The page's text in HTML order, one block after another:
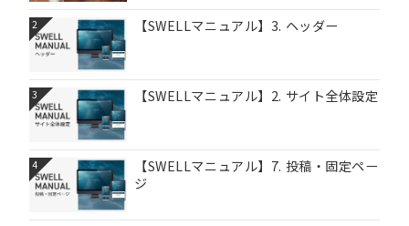
2 【SWELLマニュアル】3. ヘッダー
3 【SWELLマニュアル】2. サイト全体設定
4
【SWELLマニュアル】7. 投稿・固定ペー
ジ